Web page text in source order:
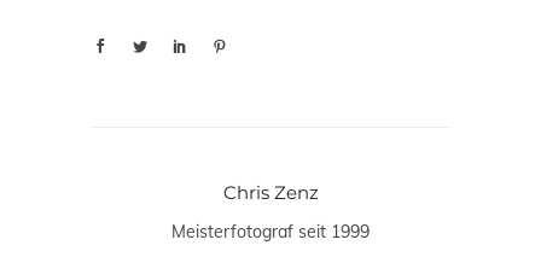
Chris Zenz
Meisterfotograf seit 1999